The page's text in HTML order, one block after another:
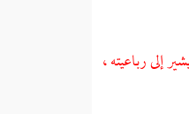
إلى رباعيته ،